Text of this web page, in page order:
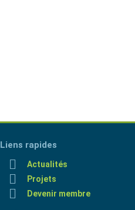
Liens rapides
Actualités
Projets
Devenir membre